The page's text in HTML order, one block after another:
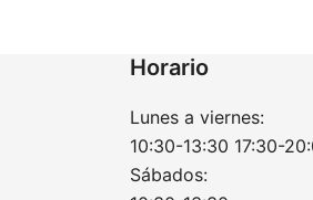
Horario
Lunes a viernes:
10:30-13:30 17:30-
Sábados: